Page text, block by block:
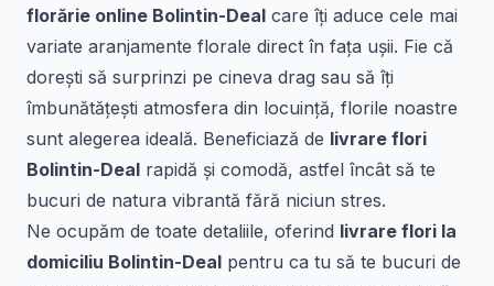
florărie online Bolintin-Deal care îți aduce cele mai
variate aranjamente florale direct în fața ușii. Fie că
dorești să surprinzi pe cineva drag sau să îți
îmbunătățești atmosfera din locuință, florile noastre
sunt alegerea ideală. Beneficiază de livrare flori
Bolintin-Deal rapidă și comodă, astfel încât să te
bucuri de natura vibrantă fără niciun stres.
Ne ocupăm de toate detaliile, oferind livrare flori la
domiciliu Bolintin-Deal pentru ca tu să te bucuri de